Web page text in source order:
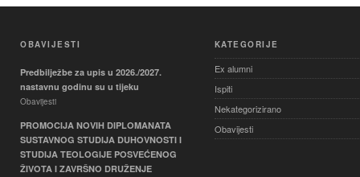
OBAVIJESTI
Predbilježbe za upis u 2026./2027.
nastavnu godinu su u tijeku
Obavijesti
PROMOCIJA NOVIH DIPLOMANATA
SUSTAVNOG STUDIJA DUHOVNOSTI I
STUDIJA TEOLOGIJE POSVEĆENOG
ŽIVOTA I ZAVRŠNO DRUŽENJE
KATEGORIJE
Ex alumni
Ispiti
Nekategorizirano
Obavijesti